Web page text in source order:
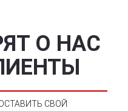
О НАС
СВОЙ